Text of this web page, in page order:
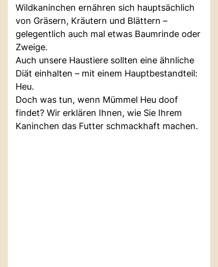
Wildkaninchen ernähren sich hauptsächlich
von Gräsern, Kräutern und Blättern –
gelegentlich auch mal etwas Baumrinde oder
Zweige.
Auch unsere Haustiere sollten eine ähnliche
Diät einhalten – mit einem Hauptbestandteil:
Heu.
Doch was tun, wenn Mümmel Heu doof
findet? Wir erklären Ihnen, wie Sie Ihrem
Kaninchen das Futter schmackhaft machen.